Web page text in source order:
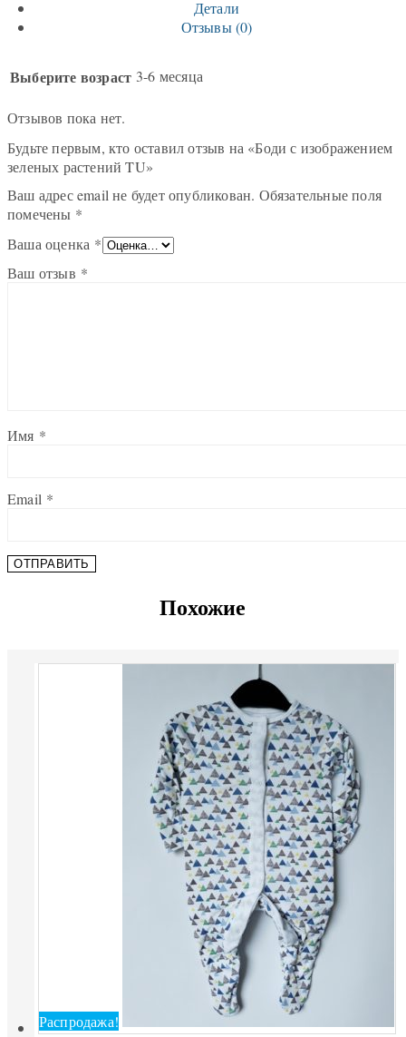
Детали
Отзывы (0)
Выберите возраст 3-6 месяца
Отзывов пока нет.
Будьте первым, кто оставил отзыв на «Боди с изображением
зеленых растений TU»
Ваш адрес email не будет опубликован. Обязательные поля
помечены *
Ваша оценка *
Ваш отзыв *
Имя *
Email *
Похожие
Распродажа!